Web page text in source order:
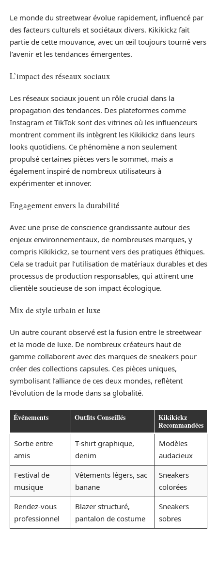
Le monde du streetwear évolue rapidement, influencé par
des facteurs culturels et sociétaux divers. Kikikickz fait
partie de cette mouvance, avec un œil toujours tourné vers
l’avenir et les tendances émergentes.
L’impact des réseaux sociaux
Les réseaux sociaux jouent un rôle crucial dans la
propagation des tendances. Des plateformes comme
Instagram et TikTok sont des vitrines où les influenceurs
montrent comment ils intègrent les Kikikickz dans leurs
looks quotidiens. Ce phénomène a non seulement
propulsé certaines pièces vers le sommet, mais a
également inspiré de nombreux utilisateurs à
expérimenter et innover.
Engagement envers la durabilité
Avec une prise de conscience grandissante autour des
enjeux environnementaux, de nombreuses marques, y
compris Kikikickz, se tournent vers des pratiques éthiques.
Cela se traduit par l’utilisation de matériaux durables et des
processus de production responsables, qui attirent une
clientèle soucieuse de son impact écologique.
Mix de style urbain et luxe
Un autre courant observé est la fusion entre le streetwear
et la mode de luxe. De nombreux créateurs haut de
gamme collaborent avec des marques de sneakers pour
créer des collections capsules. Ces pièces uniques,
symbolisant l’alliance de ces deux mondes, reflètent
l’évolution de la mode dans sa globalité.
Événements Outfits Conseillés Kikikickz
Recommandées
Sortie entre
amis
T-shirt graphique,
denim
Modèles
audacieux
Festival de
musique
Vêtements légers, sac
banane
Sneakers
colorées
Rendez-vous
professionnel
Blazer structuré,
pantalon de costume
Sneakers
sobres